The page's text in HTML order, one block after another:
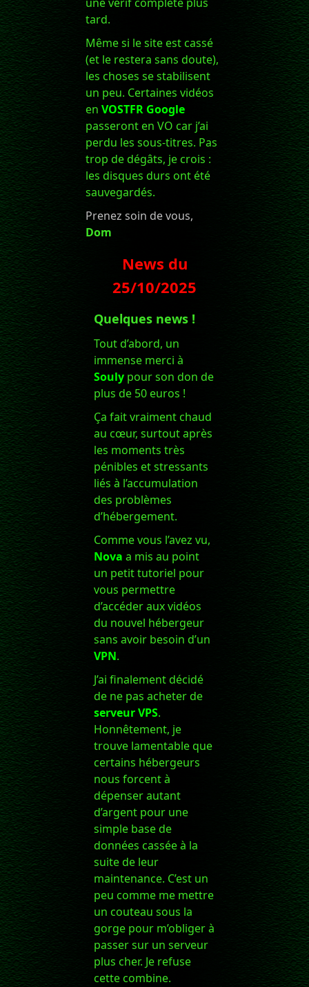
tard.
Même si le site est cassé
(et le restera sans doute),
les choses se stabilisent
un peu. Certaines vidéos
en VOSTFR Google
passeront en VO car j’ai
perdu les sous-titres. Pas
trop de dégâts, je crois :
les disques durs ont été
sauvegardés.
Prenez soin de vous,
Dom
News du
25/10/2025
Quelques news !
Tout d’abord, un
immense merci à
Souly pour son don de
plus de 50 euros !
Ça fait vraiment chaud
au cœur, surtout après
les moments très
pénibles et stressants
liés à l’accumulation
des problèmes
d’hébergement.
Comme vous l’avez vu,
Nova a mis au point
un petit tutoriel pour
vous permettre
d’accéder aux vidéos
du nouvel hébergeur
sans avoir besoin d’un
VPN.
J’ai finalement décidé
de ne pas acheter de
serveur VPS.
Honnêtement, je
trouve lamentable que
certains hébergeurs
nous forcent à
dépenser autant
d’argent pour une
simple base de
données cassée à la
suite de leur
maintenance. C’est un
peu comme me mettre
un couteau sous la
gorge pour m’obliger à
passer sur un serveur
plus cher. Je refuse
cette combine.